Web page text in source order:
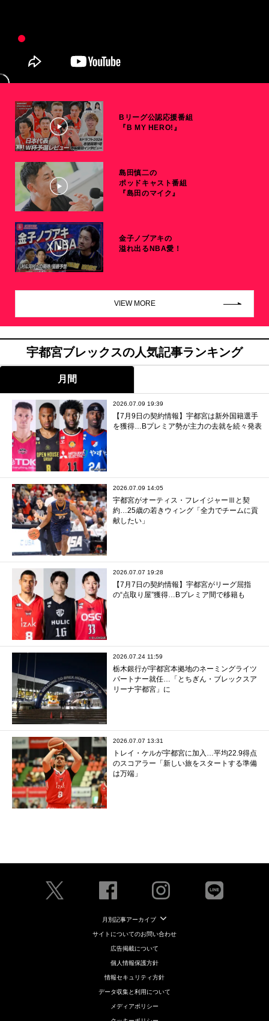
Bリーグ公認応援番組
『B MY HERO!』
島田慎二の
ポッドキャスト番組
『島田のマイク』
金子ノブアキの
溢れ出るNBA愛！
VIEW MORE
宇都宮ブレックスの人気記事ランキング
月間
2026.07.09 19:39
【7月9日の契約情報】宇都宮は新外国籍選手
を獲得…Bプレミア勢が主力の去就を続々発表
2026.07.09 14:05
宇都宮がオーティス・フレイジャーⅢと契
約…25歳の若きウィング「全力でチームに貢
献したい」
2026.07.07 19:28
【7月7日の契約情報】宇都宮がリーグ屈指
の“点取り屋”獲得…Bプレミア間で移籍も
2026.07.24 11:59
栃木銀行が宇都宮本拠地のネーミングライツ
パートナー就任…「とちぎん・ブレックスア
リーナ宇都宮」に
2026.07.07 13:31
トレイ・ケルが宇都宮に加入…平均22.9得点
のスコアラー「新しい旅をスタートする準備
は万端」
月別記事アーカイブ
サイトについてのお問い合わせ
広告掲載について
個人情報保護方針
情報セキュリティ方針
データ収集と利用について
メディアポリシー